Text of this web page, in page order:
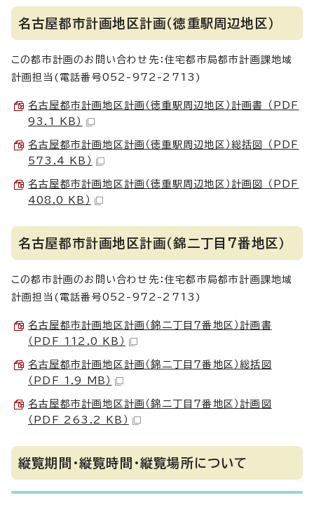
名古屋都市計画地区計画（徳重駅周辺地区）
この都市計画のお問い合わせ先：住宅都市局都市計画課地域
計画担当(電話番号052-972-2713)
名古屋都市計画地区計画（徳重駅周辺地区）計画書 （PDF
93.1 KB）
名古屋都市計画地区計画（徳重駅周辺地区）総括図 （PDF
573.4 KB）
名古屋都市計画地区計画（徳重駅周辺地区）計画図 （PDF
408.0 KB）
名古屋都市計画地区計画（錦二丁目7番地区）
この都市計画のお問い合わせ先：住宅都市局都市計画課地域
計画担当(電話番号052-972-2713)
名古屋都市計画地区計画（錦二丁目7番地区）計画書
（PDF 112.0 KB）
名古屋都市計画地区計画（錦二丁目7番地区）総括図
（PDF 1.9 MB）
名古屋都市計画地区計画（錦二丁目7番地区）計画図
（PDF 263.2 KB）
縦覧期間・縦覧時間・縦覧場所について